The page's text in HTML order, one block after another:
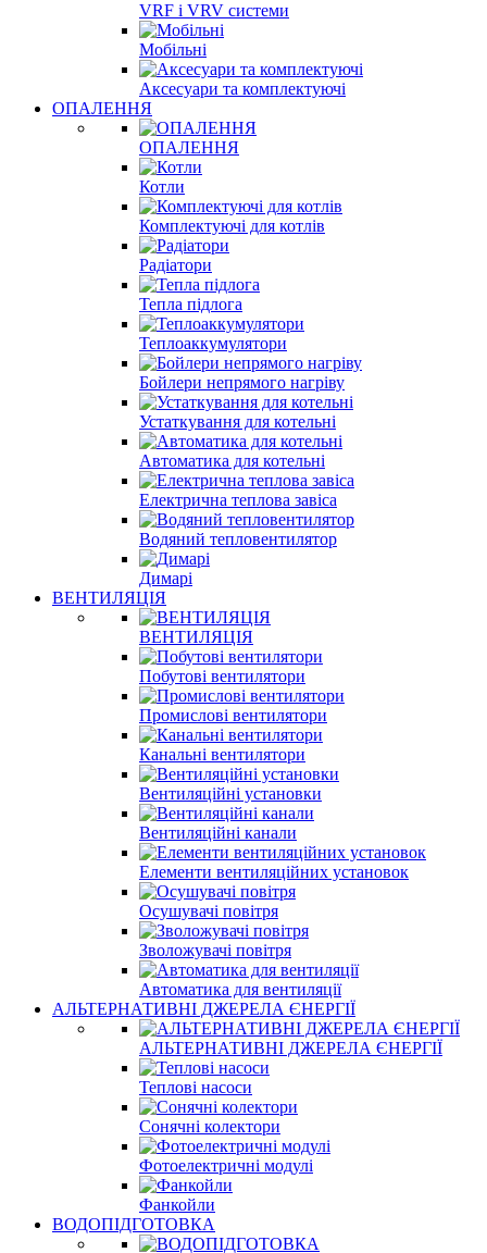
VRF і VRV системи
Мобільні
Аксесуари та комплектуючі
ОПАЛЕННЯ
ОПАЛЕННЯ
Котли
Комплектуючі для котлів
Радіатори
Тепла підлога
Теплоаккумулятори
Бойлери непрямого нагріву
Устаткування для котельні
Автоматика для котельні
Електрична теплова завіса
Водяний тепловентилятор
Димарі
ВЕНТИЛЯЦІЯ
ВЕНТИЛЯЦІЯ
Побутові вентилятори
Промислові вентилятори
Канальні вентилятори
Вентиляційні установки
Вентиляційні канали
Елементи вентиляційних установок
Осушувачі повітря
Зволожувачі повітря
Автоматика для вентиляції
АЛЬТЕРНАТИВНІ ДЖЕРЕЛА ЄНЕРГІЇ
АЛЬТЕРНАТИВНІ ДЖЕРЕЛА ЄНЕРГІЇ
Теплові насоси
Сонячні колектори
Фотоелектричні модулі
Фанкойли
ВОДОПІДГОТОВКА